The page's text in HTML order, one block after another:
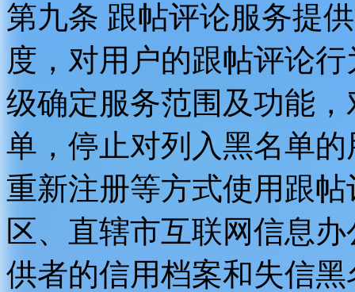
第九条 跟帖评论服务提
度，对用户的跟帖评论
级确定服务范围及功能
单，停止对列入黑名单
重新注册等方式使用跟
区、直辖市互联网信息
供者的信用档案和失信